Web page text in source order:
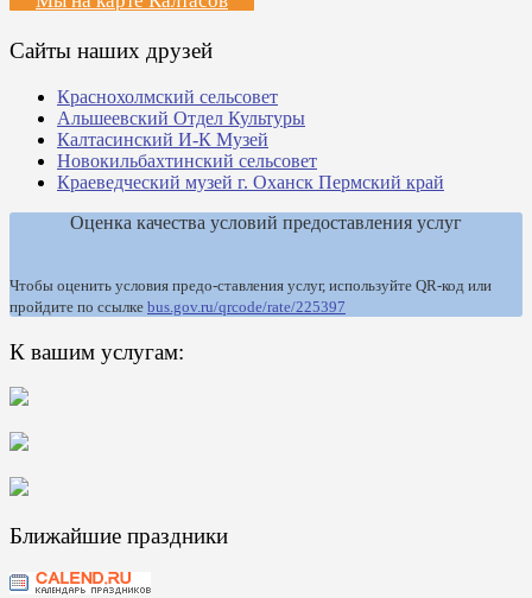
Сайты наших друзей
Краснохолмский сельсовет
Альшеевский Отдел Культуры
Калтасинский И-К Музей
Новокильбахтинский сельсовет
Краеведческий музей г. Оханск Пермский край
Оценка качества условий предоставления услуг
Чтобы оценить условия предо-ставления услуг, используйте QR-код или
пройдите по ссылке bus.gov.ru/qrcode/rate/225397
К вашим услугам:
Ближайшие праздники